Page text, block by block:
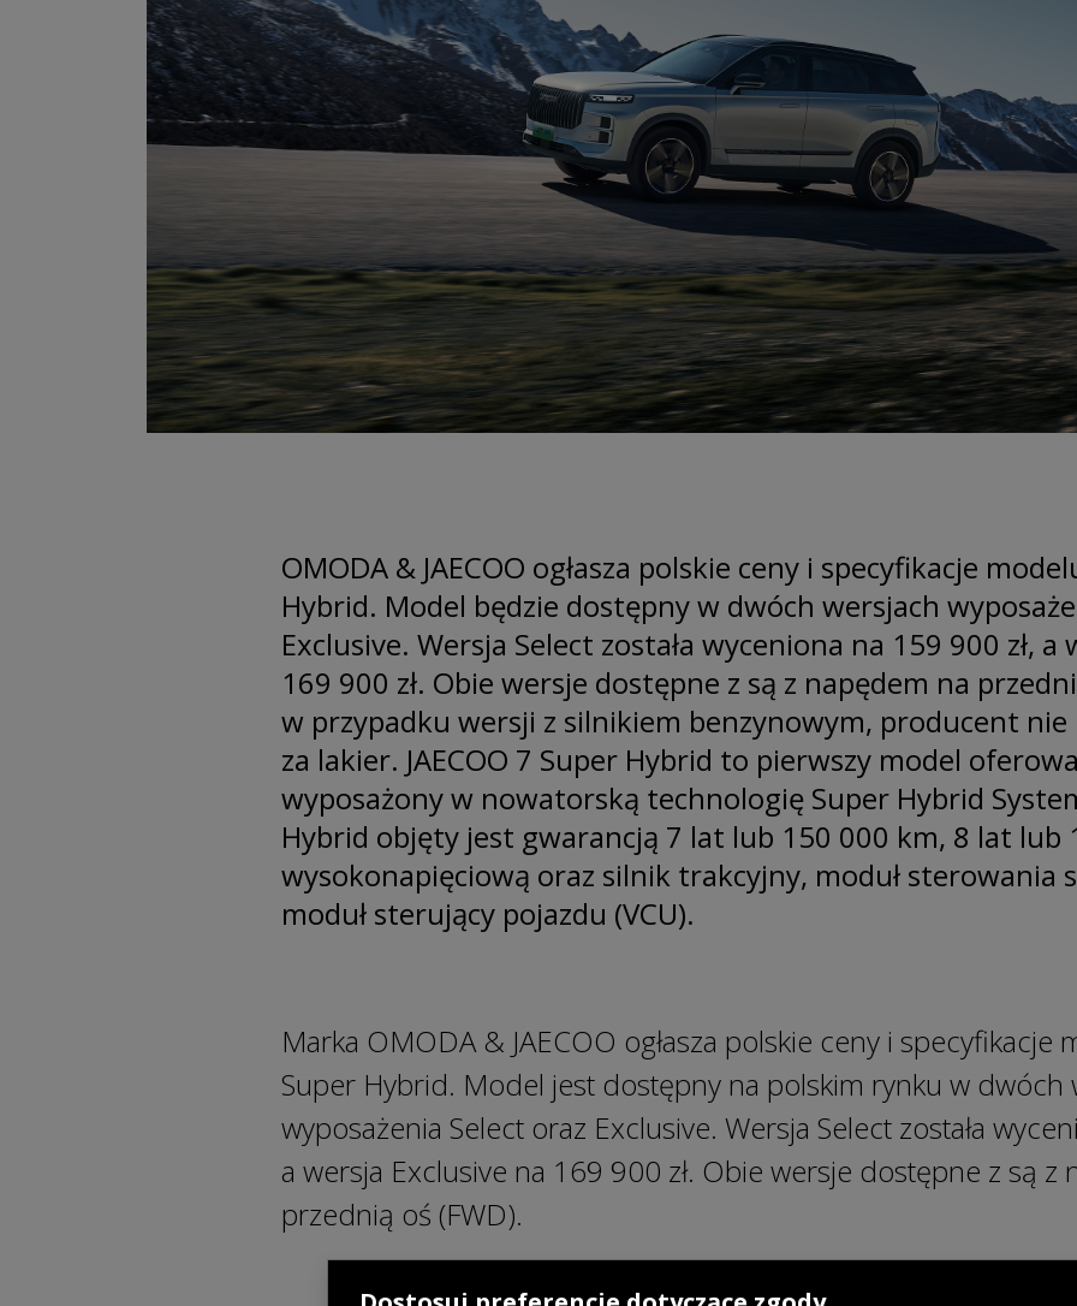
OMODA & JAECOO ogłasza polskie ceny i specyfikacje
Hybrid. Model będzie dostępny w dwóch wersjach
Exclusive. Wersja Select została wyceniona na 159 900 zł, a
169 900 zł. Obie wersje dostępne z są z napędem na
w przypadku wersji z silnikiem benzynowym, producent nie
za lakier. JAECOO 7 Super Hybrid to pierwszy model
wyposażony w nowatorską technologię Super Hybrid
Hybrid objęty jest gwarancją 7 lat lub 150 000 km, 8 lat lub
wysokonapięciową oraz silnik trakcyjny, moduł sterowania
moduł sterujący pojazdu (VCU).
Marka OMODA & JAECOO ogłasza polskie ceny i specyfikacje
Super Hybrid. Model jest dostępny na polskim rynku w dwóch
wyposażenia Select oraz Exclusive. Wersja Select została
a wersja Exclusive na 169 900 zł. Obie wersje dostępne z są z
przednią oś (FWD).